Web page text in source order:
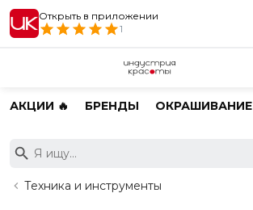
Открыть в приложении
1
АКЦИИ 🔥 БРЕНДЫ ОКРАШИВАНИЕ
Техника и инструменты